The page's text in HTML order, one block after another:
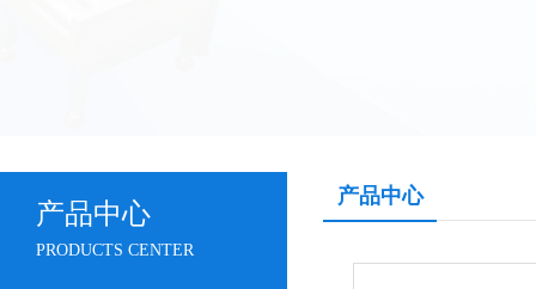
产品中心
PRODUCTS CENTER
产品中心